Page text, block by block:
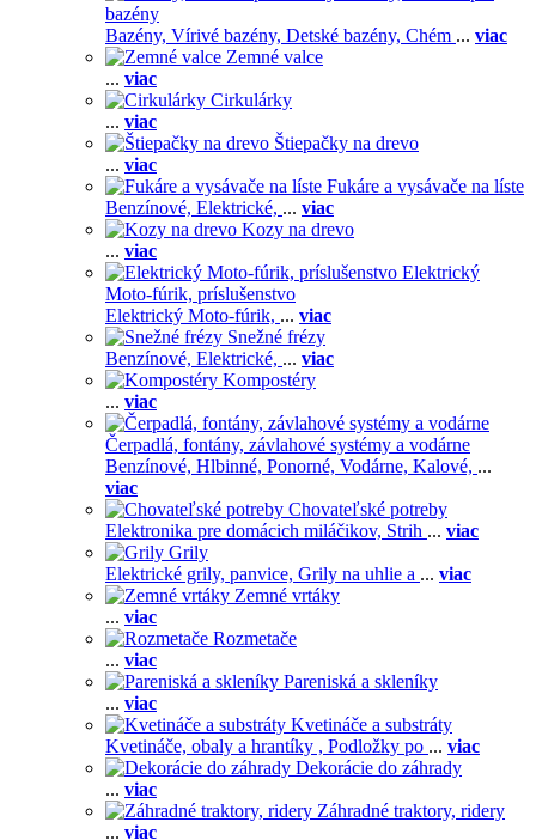
bazény
Bazény, Vírivé bazény, Detské bazény, Chém ... viac
Zemné valce
... viac
Cirkulárky
... viac
Štiepačky na drevo
... viac
Fukáre a vysávače na líste
Benzínové, Elektrické, ... viac
Kozy na drevo
... viac
Elektrický
Moto-fúrik, príslušenstvo
Elektrický Moto-fúrik, ... viac
Snežné frézy
Benzínové, Elektrické, ... viac
Kompostéry
... viac
Čerpadlá, fontány, závlahové systémy a vodárne
Benzínové, Hlbinné, Ponorné, Vodárne, Kalové, ...
viac
Chovateľské potreby
Elektronika pre domácich miláčikov, Strih ... viac
Grily
Elektrické grily, panvice, Grily na uhlie a ... viac
Zemné vrtáky
... viac
Rozmetače
... viac
Pareniská a skleníky
... viac
Kvetináče a substráty
Kvetináče, obaly a hrantíky , Podložky po ... viac
Dekorácie do záhrady
... viac
Záhradné traktory, ridery
... viac